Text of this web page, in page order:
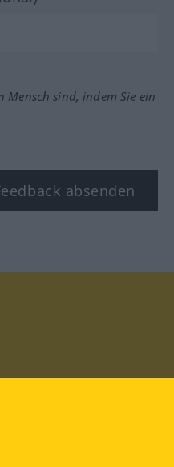
Mensch sind, indem Sie ein
absenden